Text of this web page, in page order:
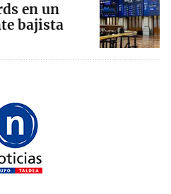
en un
bajista